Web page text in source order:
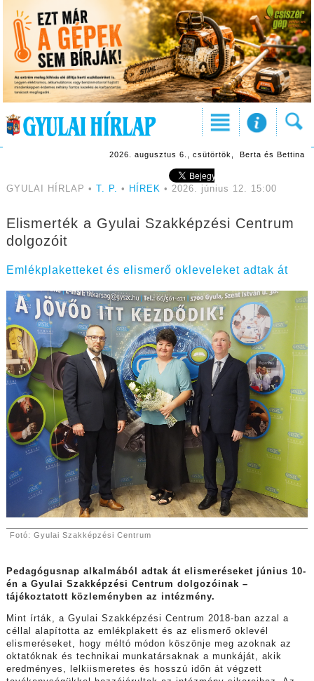
2026. augusztus 6., csütörtök, Berta és Bettina
GYULAI HÍRLAP • T. P. • HÍREK • 2026. június 12. 15:00
Elismerték a Gyulai Szakképzési Centrum
dolgozóit
Emlékplaketteket és elismerő okleveleket adtak át
Fotó: Gyulai Szakképzési Centrum
Pedagógusnap alkalmából adtak át elismeréseket június 10-
én a Gyulai Szakképzési Centrum dolgozóinak –
tájékoztatott közleményben az intézmény.
Mint írták, a Gyulai Szakképzési Centrum 2018-ban azzal a
céllal alapította az emlékplakett és az elismerő oklevél
elismeréseket, hogy méltó módon köszönje meg azoknak az
oktatóknak és technikai munkatársaknak a munkáját, akik
eredményes, lelkiismeretes és hosszú időn át végzett